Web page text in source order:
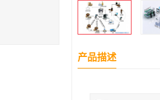
产品描述